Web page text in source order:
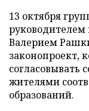
13 октября
руководителем
Валерием
законопроект,
согласовывать
жителями
образований.